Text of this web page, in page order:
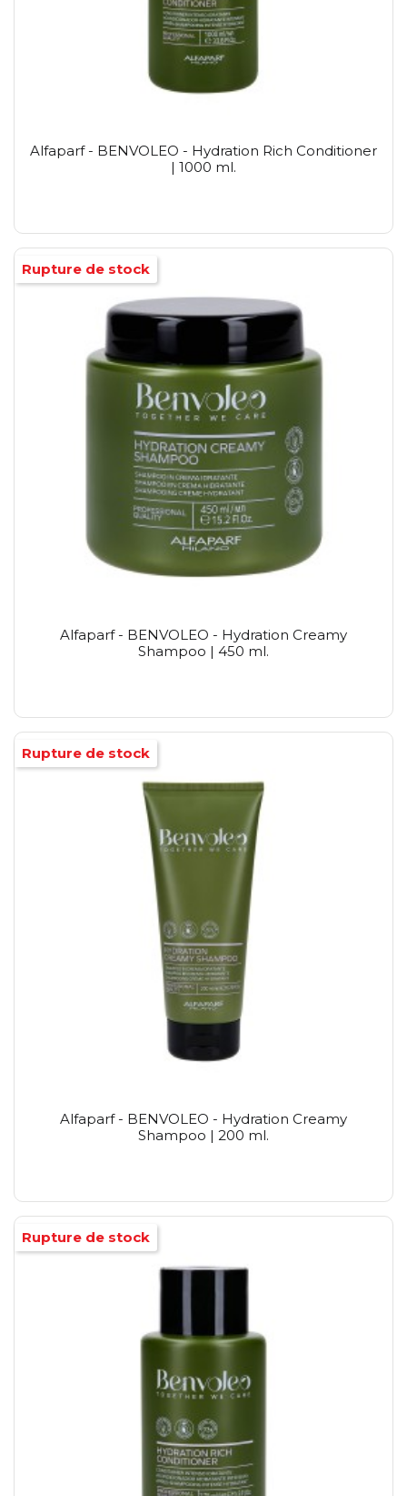
Alfaparf - BENVOLEO - Hydration Rich Conditioner
| 1000 ml.
Alfaparf - BENVOLEO - Hydration Creamy
Shampoo | 450 ml.
Rupture de stock
Alfaparf - BENVOLEO - Hydration Creamy
Shampoo | 200 ml.
Rupture de stock
Rupture de stock